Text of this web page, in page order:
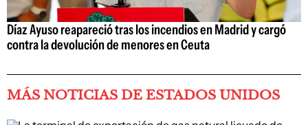
Díaz Ayuso reapareció tras los incendios en Madrid y cargó
contra la devolución de menores en Ceuta
MÁS NOTICIAS DE ESTADOS UNIDOS